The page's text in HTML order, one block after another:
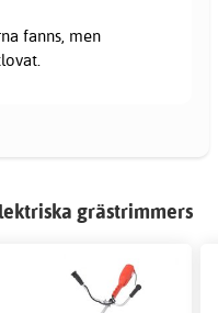
fanns, men
grästrimmers